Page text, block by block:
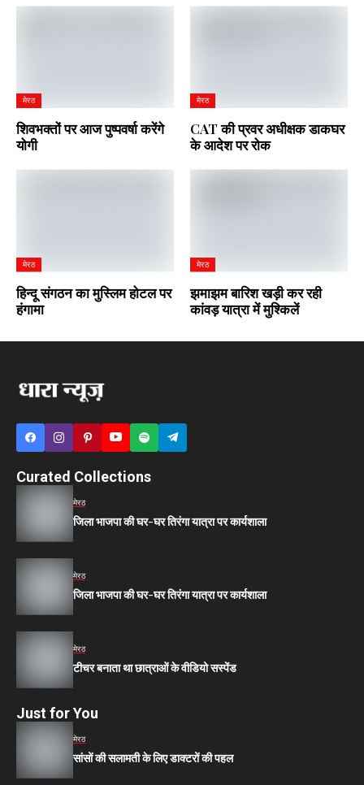
मेरठ
शिवभक्तों पर आज पुष्पवर्षा करेंगे
योगी
मेरठ
CAT की प्रवर अधीक्षक डाकघर
के आदेश पर रोक
मेरठ
हिन्दू संगठन का मुस्लिम होटल पर
हंगामा
मेरठ
झमाझम बारिश खड़ी कर रही
कांवड़ यात्रा में मुश्किलें
Curated Collections
मेरठ
जिला भाजपा की घर-घर तिरंगा यात्रा पर कार्यशाला
मेरठ
जिला भाजपा की घर-घर तिरंगा यात्रा पर कार्यशाला
मेरठ
टीचर बनाता था छात्राओं के वीडियो सस्पेंड
Just for You
मेरठ
सांसों की सलामती के लिए डाक्टरों की पहल